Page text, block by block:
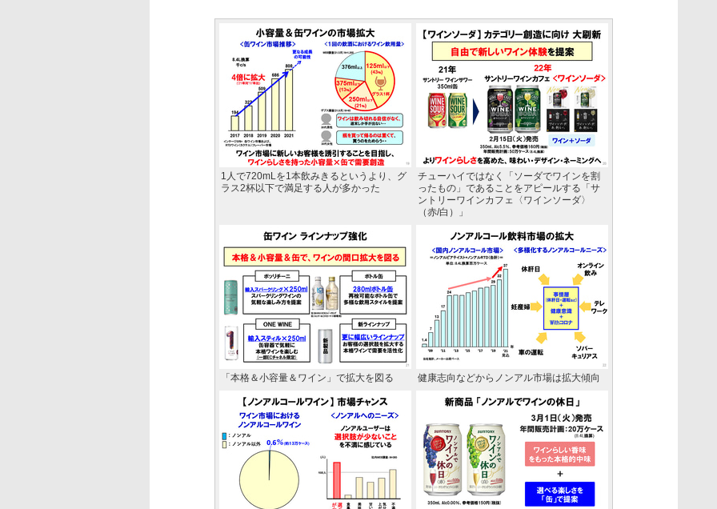
1人で720mLを1本飲みきるというより、グ
ラス2杯以下で満足する人が多かった
チューハイではなく「ソーダでワインを割
ったもの」であることをアピールする「サ
ントリーワインカフェ〈ワインソーダ〉
（赤/白）」
「本格＆小容量＆ワイン」で拡大を図る 健康志向などからノンアル市場は拡大傾向